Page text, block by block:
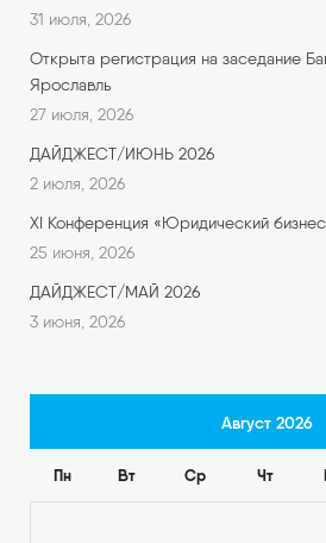
31 июля, 2026
Открыта регистрация на заседание
Ярославль
27 июля, 2026
ДАЙДЖЕСТ/ИЮНЬ 2026
2 июля, 2026
XI Конференция «Юридический
25 июня, 2026
ДАЙДЖЕСТ/МАЙ 2026
3 июня, 2026
Август 2026
Пн Вт Ср Чт